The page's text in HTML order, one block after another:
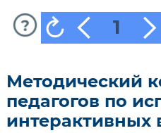
1
Методический
педагогов по
интерактивных